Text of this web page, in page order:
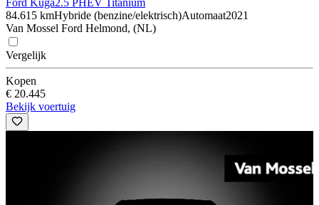
Ford Kuga2.5 PHEV Titanium
84.615 kmHybride (benzine/elektrisch)Automaat2021
Van Mossel Ford Helmond, (NL)
Vergelijk
Kopen
€ 20.445
Bekijk voertuig